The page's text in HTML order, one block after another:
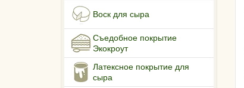
Воск для сыра
Съедобное покрытие
Экокроут
Латексное покрытие для
сыра